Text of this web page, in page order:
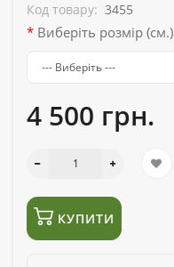
Код товару: 3455
Виберіть розмір (см.)
4 500 грн.
КУПИТИ